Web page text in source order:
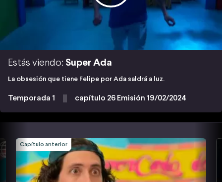
Estás viendo: Super Ada
La obsesión que tiene Felipe por Ada saldrá a luz.
Temporada 1 capítulo 26 Emisión 19/02/2024
Capítulo anterior